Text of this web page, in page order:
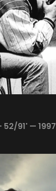
52/91' — 1997